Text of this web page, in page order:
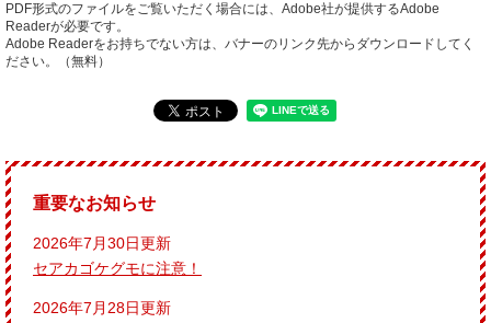
PDF形式のファイルをご覧いただく場合には、Adobe社が提供するAdobe
Readerが必要です。
Adobe Readerをお持ちでない方は、バナーのリンク先からダウンロードしてく
ださい。（無料）
重要なお知らせ
2026年7月30日更新
セアカゴケグモに注意！
2026年7月28日更新